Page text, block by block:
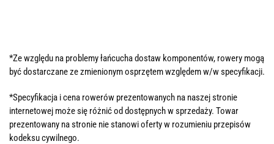
*Ze względu na problemy łańcucha dostaw komponentów, rowery mogą
być dostarczane ze zmienionym osprzętem względem w/w specyfikacji.
*Specyfikacja i cena rowerów prezentowanych na naszej stronie
internetowej może się różnić od dostępnych w sprzedaży. Towar
prezentowany na stronie nie stanowi oferty w rozumieniu przepisów
kodeksu cywilnego.